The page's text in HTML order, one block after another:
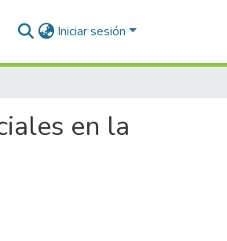
Iniciar sesión
en la